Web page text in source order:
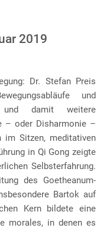
2019
Dr. Stefan Preis
und
und damit weitere
– oder Disharmonie –
im Sitzen, meditativen
in Qi Gong zeigte
Selbsterfahrung.
des Goetheanum-
Bartok auf
Kern bildete eine
morales, in denen es